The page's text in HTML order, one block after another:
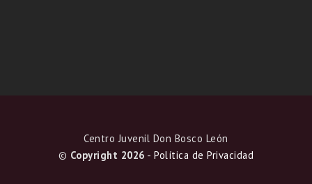
Centro Juvenil Don Bosco León
© Copyright 2026 -Política de Privacidad